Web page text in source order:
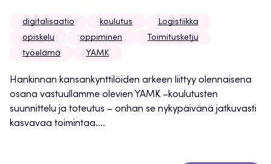
digitalisaatio koulutus
Logistiikka
opiskelu
oppiminen
Toimitusketju
työelämä
YAMK
Hankinnan kansankynttilöiden arkeen liittyy olennaisena
osana vastuullamme olevien YAMK –koulutusten
suunnittelu ja toteutus – onhan se nykypäivänä jatkuvasti
kasvavaa toimintaa....